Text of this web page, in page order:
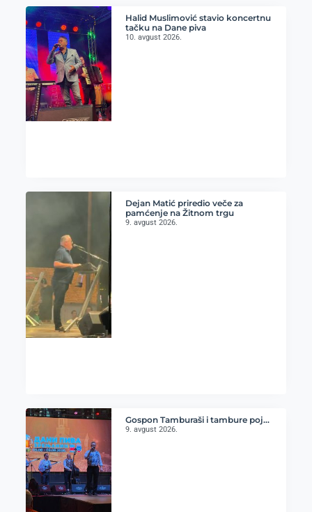
Halid Muslimović stavio koncertnu
tačku na Dane piva
10. avgust 2026.
Dejan Matić priredio veče za
pamćenje na Žitnom trgu
9. avgust 2026.
Gospon Tamburaši i tambure poj…
9. avgust 2026.